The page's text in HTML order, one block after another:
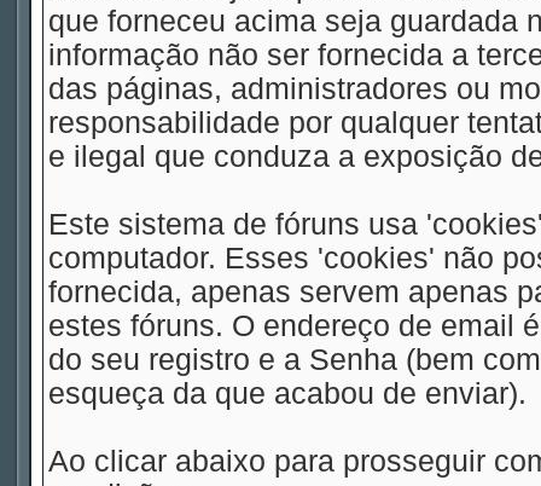
que forneceu acima seja guardada
informação não ser fornecida a
das páginas, administradores ou
responsabilidade por qualquer
e ilegal que conduza a exposição
Este sistema de fóruns usa
computador. Esses 'cookies' não
fornecida, apenas servem apenas
estes fóruns. O endereço de email
do seu registro e a Senha (bem
esqueça da que acabou de enviar).
Ao clicar abaixo para prosseguir